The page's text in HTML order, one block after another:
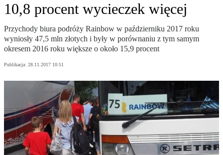
10,8 procent wycieczek więcej
Przychody biura podróży Rainbow w październiku 2017 roku
wyniosły 47,5 mln złotych i były w porównaniu z tym samym
okresem 2016 roku większe o około 15,9 procent
Publikacja: 28.11.2017 10:51